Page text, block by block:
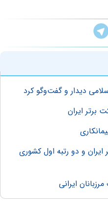
دیدار و گفت‌وگو کرد
ایران
و دو رتبه اول کشوری
ایرانی